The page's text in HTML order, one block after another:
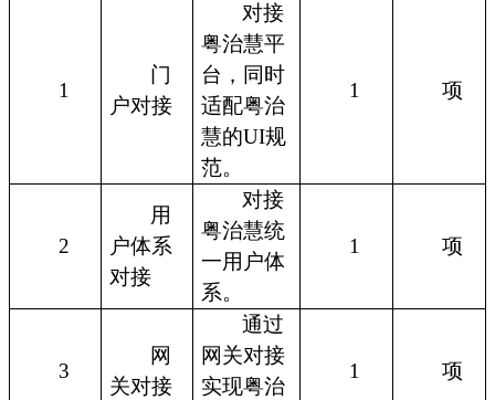
1
门
户对接
对接
粤治慧平
台，同时
适配粤治
慧的UI规
范。
1 项
2
用
户体系
对接
对接
粤治慧统
一用户体
系。
1 项
3
网
关对接
通过
网关对接
实现粤治
1 项